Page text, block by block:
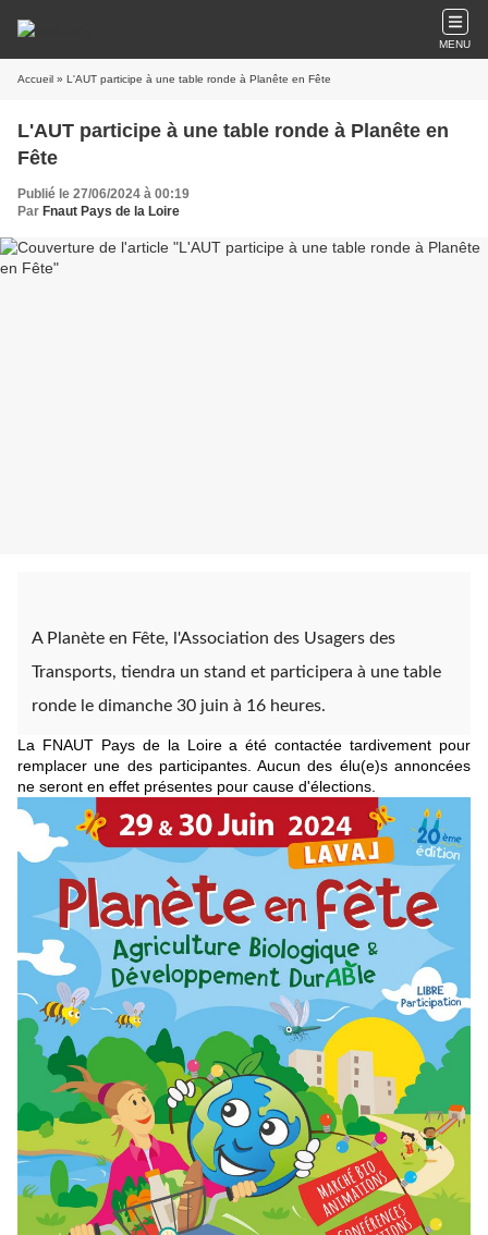
MENU
Accueil » L'AUT participe à une table ronde à Planête en Fête
L'AUT participe à une table ronde à Planête en
Fête
Publié le 27/06/2024 à 00:19
Par Fnaut Pays de la Loire
A Planète en Fête, l'Association des Usagers des
Transports, tiendra un stand et participera à une table
ronde le dimanche 30 juin à 16 heures.
La FNAUT Pays de la Loire a été contactée tardivement pour
remplacer une des participantes. Aucun des élu(e)s annoncées
ne seront en effet présentes pour cause d'élections.